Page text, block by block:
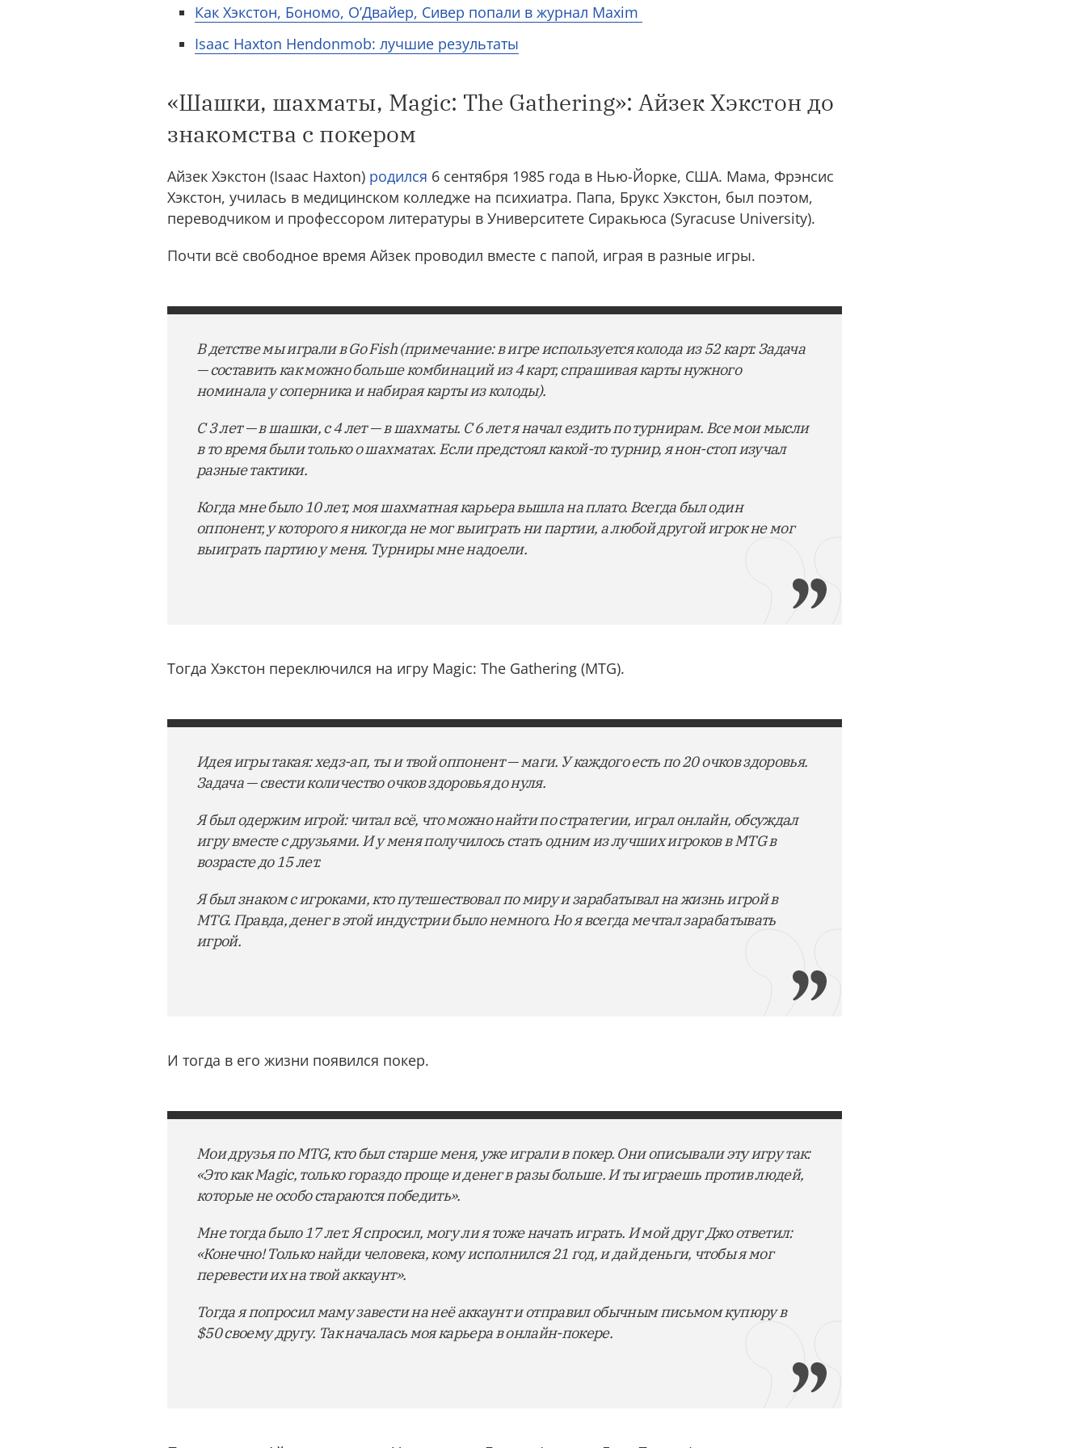
Как Хэкстон, Бономо, О’Двайер, Сивер попали в журнал Maxim
Isaac Haxton Hendonmob: лучшие результаты
«Шашки, шахматы, Magic: The Gathering»: Айзек Хэкстон до
знакомства с покером
Айзек Хэкстон (Isaac Haxton) родился 6 сентября 1985 года в Нью-Йорке, США. Мама, Фрэнсис
Хэкстон, училась в медицинском колледже на психиатра. Папа, Брукс Хэкстон, был поэтом,
переводчиком и профессором литературы в Университете Сиракьюса (Syracuse University).
Почти всё свободное время Айзек проводил вместе с папой, играя в разные игры.
В детстве мы играли в Go Fish (примечание: в игре используется колода из 52 карт. Задача
— составить как можно больше комбинаций из 4 карт, спрашивая карты нужного
номинала у соперника и набирая карты из колоды).
С 3 лет — в шашки, с 4 лет — в шахматы. С 6 лет я начал ездить по турнирам. Все мои мысли
в то время были только о шахматах. Если предстоял какой-то турнир, я нон-стоп изучал
разные тактики.
Когда мне было 10 лет, моя шахматная карьера вышла на плато. Всегда был один
оппонент, у которого я никогда не мог выиграть ни партии, а любой другой игрок не мог
выиграть партию у меня. Турниры мне надоели.
Тогда Хэкстон переключился на игру Magic: The Gathering (MTG).
Идея игры такая: хедз-ап, ты и твой оппонент — маги. У каждого есть по 20 очков здоровья.
Задача — свести количество очков здоровья до нуля.
Я был одержим игрой: читал всё, что можно найти по стратегии, играл онлайн, обсуждал
игру вместе с друзьями. И у меня получилось стать одним из лучших игроков в MTG в
возрасте до 15 лет.
Я был знаком с игроками, кто путешествовал по миру и зарабатывал на жизнь игрой в
MTG. Правда, денег в этой индустрии было немного. Но я всегда мечтал зарабатывать
игрой.
И тогда в его жизни появился покер.
Мои друзья по MTG, кто был старше меня, уже играли в покер. Они описывали эту игру так:
«Это как Magic, только гораздо проще и денег в разы больше. И ты играешь против людей,
которые не особо стараются победить».
Мне тогда было 17 лет. Я спросил, могу ли я тоже начать играть. И мой друг Джо ответил:
«Конечно! Только найди человека, кому исполнился 21 год, и дай деньги, чтобы я мог
перевести их на твой аккаунт».
Тогда я попросил маму завести на неё аккаунт и отправил обычным письмом купюру в
$50 своему другу. Так началась моя карьера в онлайн-покере.